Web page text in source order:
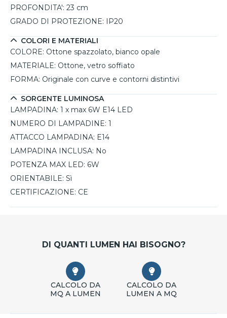
E14 a LED o a basso consumo, garantisce efficienza
energetica e un’illuminazione personalizzata, rendendola
PROFONDITA': 23 cm
GRADO DI PROTEZIONE: IP20
COLORI E MATERIALI
COLORE: Ottone spazzolato, bianco opale
MATERIALE: Ottone, vetro soffiato
FORMA: Originale con curve e contorni distintivi
SORGENTE LUMINOSA
LAMPADINA: 1 x max 6W E14 LED
NUMERO DI LAMPADINE: 1
ATTACCO LAMPADINA: E14
LAMPADINA INCLUSA: No
POTENZA MAX LED: 6W
ORIENTABILE: Sì
CERTIFICAZIONE: CE
DI QUANTI LUMEN HAI BISOGNO?
CALCOLO DA
MQ A LUMEN
CALCOLO DA
LUMEN A MQ